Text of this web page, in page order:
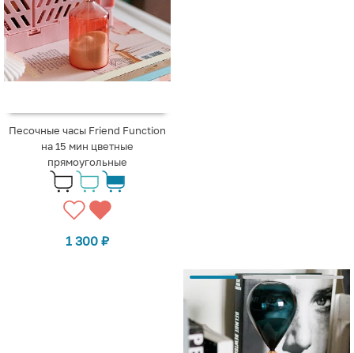
Песочные часы Friend Function
на 15 мин цветные
прямоугольные
1 300 ₽